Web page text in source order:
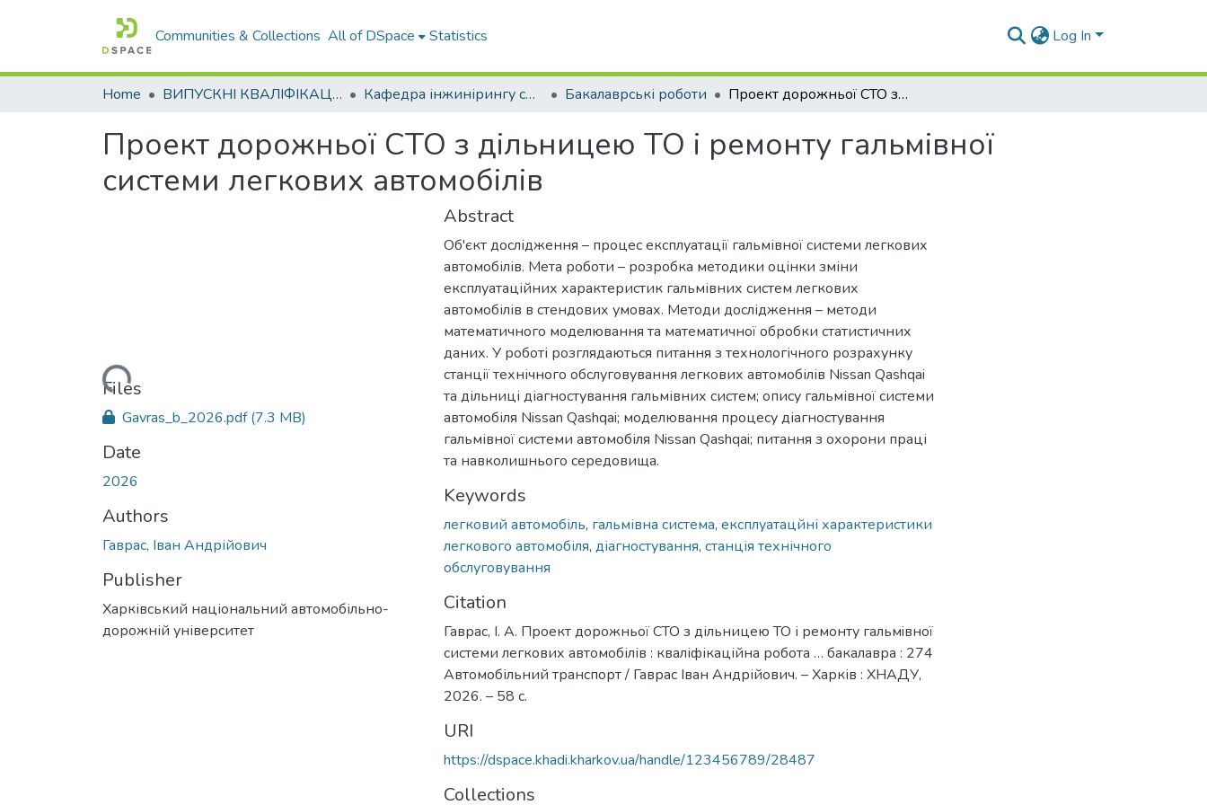
Communities & Collections All of DSpace Statistics Log In
Home ВИПУСКНІ КВАЛІФІКАЦІЙНІ РОБОТИ Кафедра інжинірингу систем автомобільного транспорту Бакалаврські роботи Проект дорожньої СТО з дільницею ТО і ремонту гальмiвної системи легкових автомобілів
Проект дорожньої СТО з дільницею ТО і ремонту гальмiвної
системи легкових автомобілів
Loading...
Files
Gavras_b_2026.pdf(7.3 MB)
Date
2026
Authors
Гаврас, Іван Андрійович
Publisher
Харківський національний автомобільно-
дорожній університет
Abstract
Об'єкт дослідження – процес експлуатації гальмівної системи легкових
автомобілів. Мета роботи – розробка методики оцінки зміни
експлуатаційних характеристик гальмівних систем легкових
автомобілів в стендових умовах. Методи дослідження – методи
математичного моделювання та математичної обробки статистичних
даних. У роботі розглядаються питання з технологічного розрахунку
станції технічного обслуговування легкових автомобілів Nissan Qashqai
та дільниці діагностування гальмівних систем; опису гальмівної системи
автомобіля Nissan Qashqai; моделювання процесу діагностування
гальмівної системи автомобіля Nissan Qashqai; питання з охорони праці
та навколишнього середовища.
Keywords
легковий автомобіль, гальмівна система, експлуатацйні характеристики
легкового автомобіля, діагностування, станція технічного
обслуговування
Citation
Гаврас, І. А. Проект дорожньої СТО з дільницею ТО і ремонту гальмiвної
системи легкових автомобілів : кваліфікаційна робота … бакалавра : 274
Автомобільний транспорт / Гаврас Іван Андрійович. – Харків : ХНАДУ,
2026. – 58 с.
URI
https://dspace.khadi.kharkov.ua/handle/123456789/28487
Collections